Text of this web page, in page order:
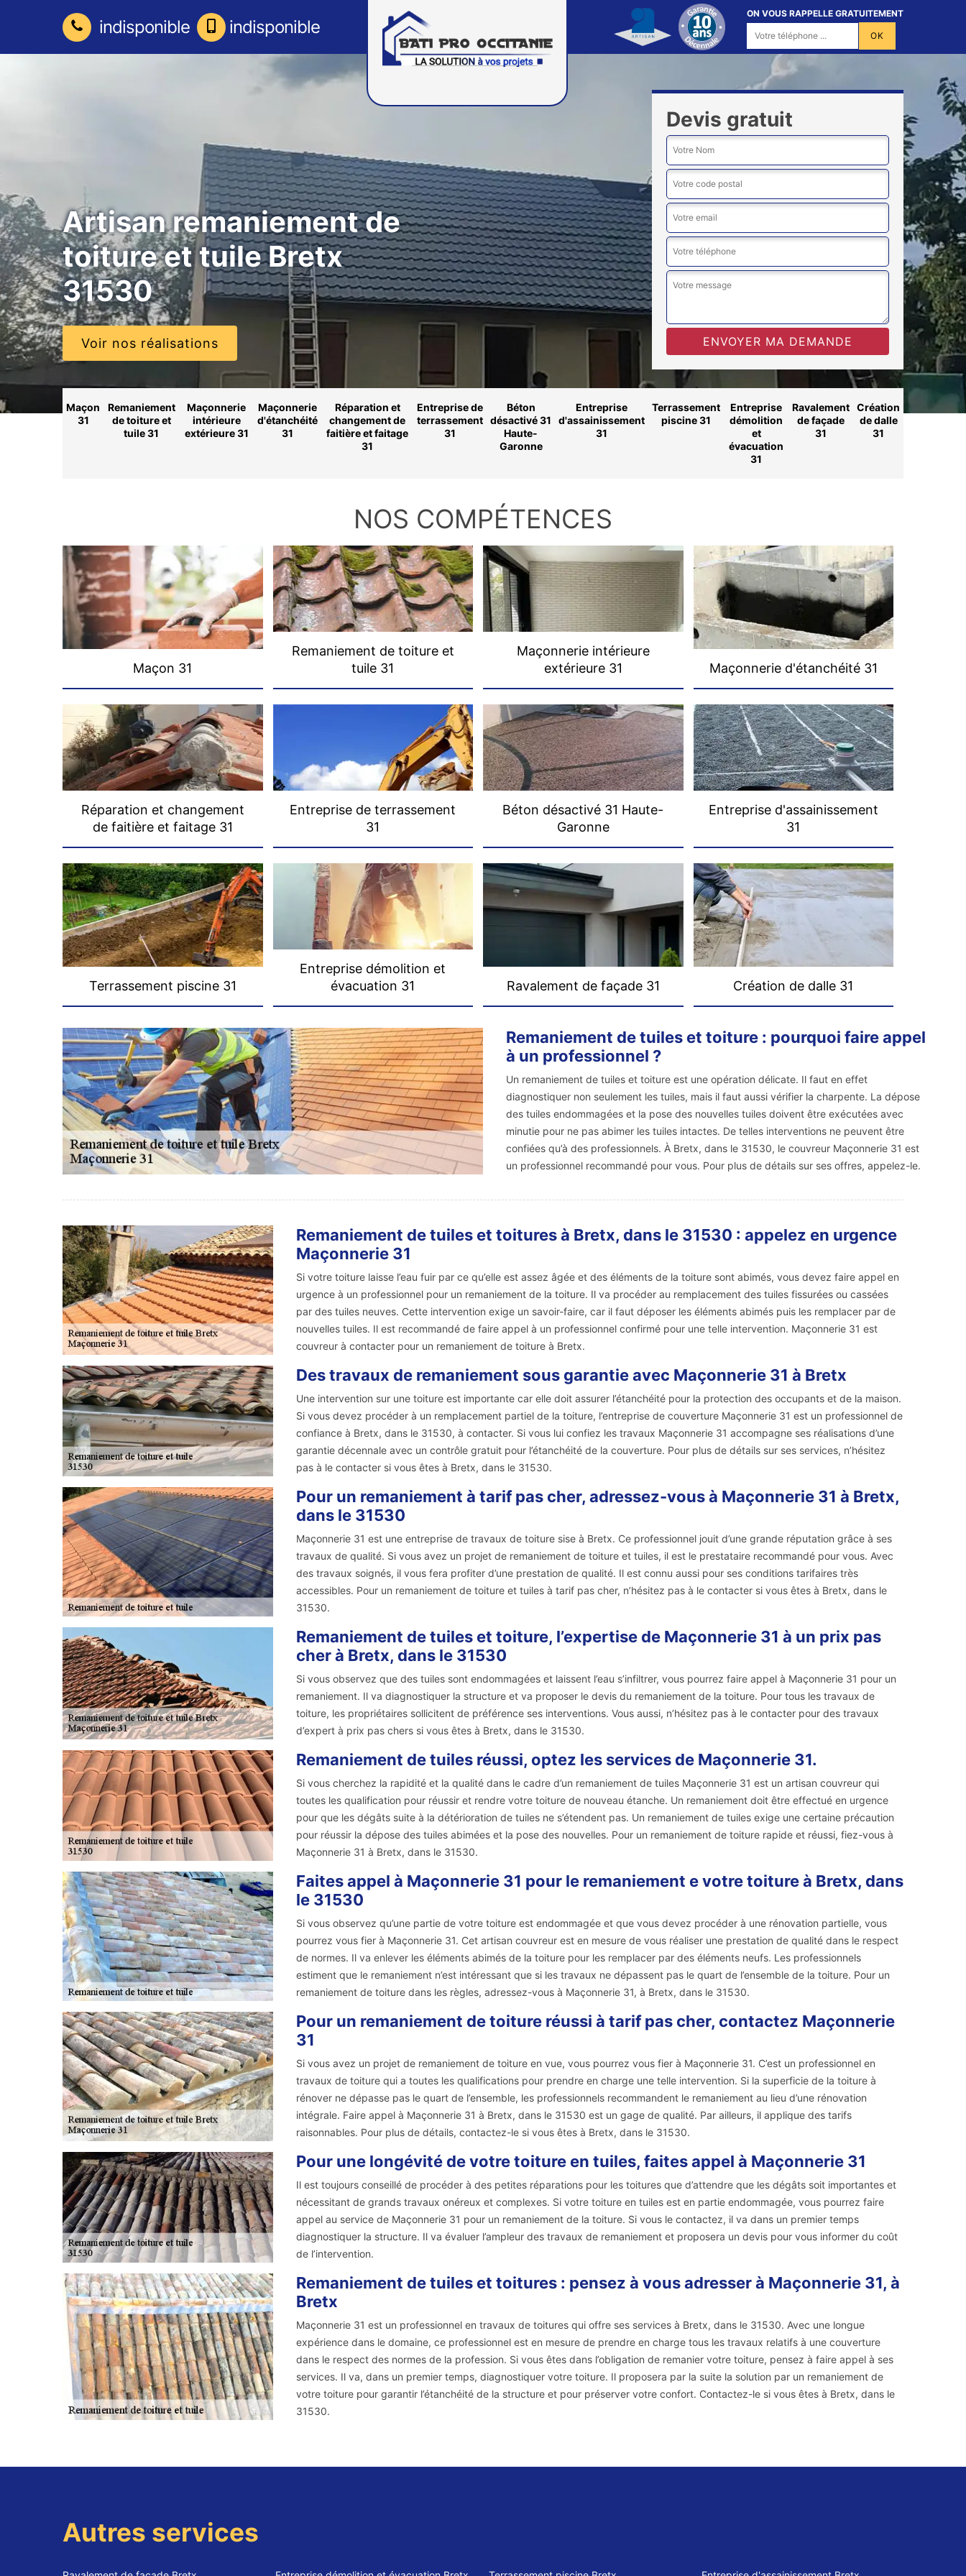
indisponible indisponible
ON VOUS RAPPELLE GRATUITEMENT
Artisan remaniement de
toiture et tuile Bretx
31530
Voir nos réalisations
Devis gratuit
Maçon
31
Remaniement
de toiture et
tuile 31
Maçonnerie
intérieure
extérieure 31
Maçonnerie
d'étanchéité
31
Réparation et
changement de
faitière et faitage
31
Entreprise de
terrassement
31
Béton
désactivé 31
Haute-
Garonne
Entreprise
d'assainissement
31
Terrassement
piscine 31
Entreprise
démolition
et
évacuation
31
Ravalement
de façade
31
Création
de dalle
31
NOS COMPÉTENCES
Maçon 31
Remaniement de toiture et
tuile 31
Maçonnerie intérieure
extérieure 31
Maçonnerie d'étanchéité 31
Réparation et changement
de faitière et faitage 31
Entreprise de terrassement
31
Béton désactivé 31 Haute-
Garonne
Entreprise d'assainissement
31
Terrassement piscine 31
Entreprise démolition et
évacuation 31
Ravalement de façade 31 Création de dalle 31
Remaniement de tuiles et toiture : pourquoi faire appel
à un professionnel ?
Un remaniement de tuiles et toiture est une opération délicate. Il faut en effet
diagnostiquer non seulement les tuiles, mais il faut aussi vérifier la charpente. La dépose
des tuiles endommagées et la pose des nouvelles tuiles doivent être exécutées avec
minutie pour ne pas abimer les tuiles intactes. De telles interventions ne peuvent être
confiées qu’à des professionnels. À Bretx, dans le 31530, le couvreur Maçonnerie 31 est
un professionnel recommandé pour vous. Pour plus de détails sur ses offres, appelez-le.
Remaniement de tuiles et toitures à Bretx, dans le 31530 : appelez en urgence
Maçonnerie 31
Si votre toiture laisse l’eau fuir par ce qu’elle est assez âgée et des éléments de la toiture sont abimés, vous devez faire appel en
urgence à un professionnel pour un remaniement de la toiture. Il va procéder au remplacement des tuiles fissurées ou cassées
par des tuiles neuves. Cette intervention exige un savoir-faire, car il faut déposer les éléments abimés puis les remplacer par de
nouvelles tuiles. Il est recommandé de faire appel à un professionnel confirmé pour une telle intervention. Maçonnerie 31 est
couvreur à contacter pour un remaniement de toiture à Bretx.
Des travaux de remaniement sous garantie avec Maçonnerie 31 à Bretx
Une intervention sur une toiture est importante car elle doit assurer l’étanchéité pour la protection des occupants et de la maison.
Si vous devez procéder à un remplacement partiel de la toiture, l’entreprise de couverture Maçonnerie 31 est un professionnel de
confiance à Bretx, dans le 31530, à contacter. Si vous lui confiez les travaux Maçonnerie 31 accompagne ses réalisations d’une
garantie décennale avec un contrôle gratuit pour l’étanchéité de la couverture. Pour plus de détails sur ses services, n’hésitez
pas à le contacter si vous êtes à Bretx, dans le 31530.
Pour un remaniement à tarif pas cher, adressez-vous à Maçonnerie 31 à Bretx,
dans le 31530
Maçonnerie 31 est une entreprise de travaux de toiture sise à Bretx. Ce professionnel jouit d’une grande réputation grâce à ses
travaux de qualité. Si vous avez un projet de remaniement de toiture et tuiles, il est le prestataire recommandé pour vous. Avec
des travaux soignés, il vous fera profiter d’une prestation de qualité. Il est connu aussi pour ses conditions tarifaires très
accessibles. Pour un remaniement de toiture et tuiles à tarif pas cher, n’hésitez pas à le contacter si vous êtes à Bretx, dans le
31530.
Remaniement de tuiles et toiture, l’expertise de Maçonnerie 31 à un prix pas
cher à Bretx, dans le 31530
Si vous observez que des tuiles sont endommagées et laissent l’eau s’infiltrer, vous pourrez faire appel à Maçonnerie 31 pour un
remaniement. Il va diagnostiquer la structure et va proposer le devis du remaniement de la toiture. Pour tous les travaux de
toiture, les propriétaires sollicitent de préférence ses interventions. Vous aussi, n’hésitez pas à le contacter pour des travaux
d’expert à prix pas chers si vous êtes à Bretx, dans le 31530.
Remaniement de tuiles réussi, optez les services de Maçonnerie 31.
Si vous cherchez la rapidité et la qualité dans le cadre d’un remaniement de tuiles Maçonnerie 31 est un artisan couvreur qui
toutes les qualification pour réussir et rendre votre toiture de nouveau étanche. Un remaniement doit être effectué en urgence
pour que les dégâts suite à la détérioration de tuiles ne s’étendent pas. Un remaniement de tuiles exige une certaine précaution
pour réussir la dépose des tuiles abimées et la pose des nouvelles. Pour un remaniement de toiture rapide et réussi, fiez-vous à
Maçonnerie 31 à Bretx, dans le 31530.
Faites appel à Maçonnerie 31 pour le remaniement e votre toiture à Bretx, dans
le 31530
Si vous observez qu’une partie de votre toiture est endommagée et que vous devez procéder à une rénovation partielle, vous
pourrez vous fier à Maçonnerie 31. Cet artisan couvreur est en mesure de vous réaliser une prestation de qualité dans le respect
de normes. Il va enlever les éléments abimés de la toiture pour les remplacer par des éléments neufs. Les professionnels
estiment que le remaniement n’est intéressant que si les travaux ne dépassent pas le quart de l’ensemble de la toiture. Pour un
remaniement de toiture dans les règles, adressez-vous à Maçonnerie 31, à Bretx, dans le 31530.
Pour un remaniement de toiture réussi à tarif pas cher, contactez Maçonnerie
31
Si vous avez un projet de remaniement de toiture en vue, vous pourrez vous fier à Maçonnerie 31. C’est un professionnel en
travaux de toiture qui a toutes les qualifications pour prendre en charge une telle intervention. Si la superficie de la toiture à
rénover ne dépasse pas le quart de l’ensemble, les professionnels recommandent le remaniement au lieu d’une rénovation
intégrale. Faire appel à Maçonnerie 31 à Bretx, dans le 31530 est un gage de qualité. Par ailleurs, il applique des tarifs
raisonnables. Pour plus de détails, contactez-le si vous êtes à Bretx, dans le 31530.
Pour une longévité de votre toiture en tuiles, faites appel à Maçonnerie 31
Il est toujours conseillé de procéder à des petites réparations pour les toitures que d’attendre que les dégâts soit importantes et
nécessitant de grands travaux onéreux et complexes. Si votre toiture en tuiles est en partie endommagée, vous pourrez faire
appel au service de Maçonnerie 31 pour un remaniement de la toiture. Si vous le contactez, il va dans un premier temps
diagnostiquer la structure. Il va évaluer l’ampleur des travaux de remaniement et proposera un devis pour vous informer du coût
de l’intervention.
Remaniement de tuiles et toitures : pensez à vous adresser à Maçonnerie 31, à
Bretx
Maçonnerie 31 est un professionnel en travaux de toitures qui offre ses services à Bretx, dans le 31530. Avec une longue
expérience dans le domaine, ce professionnel est en mesure de prendre en charge tous les travaux relatifs à une couverture
dans le respect des normes de la profession. Si vous êtes dans l’obligation de remanier votre toiture, pensez à faire appel à ses
services. Il va, dans un premier temps, diagnostiquer votre toiture. Il proposera par la suite la solution par un remaniement de
votre toiture pour garantir l’étanchéité de la structure et pour préserver votre confort. Contactez-le si vous êtes à Bretx, dans le
31530.
Autres services